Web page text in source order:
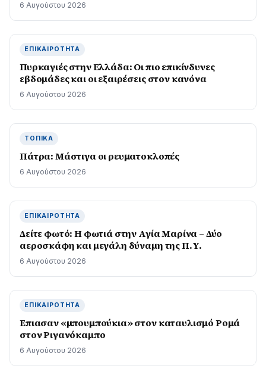
6 Αυγούστου 2026
ΕΠΙΚΑΙΡΌΤΗΤΑ
Πυρκαγιές στην Ελλάδα: Οι πιο επικίνδυνες
εβδομάδες και οι εξαιρέσεις στον κανόνα
6 Αυγούστου 2026
ΤΟΠΙΚΆ
Πάτρα: Μάστιγα οι ρευµατοκλοπές
6 Αυγούστου 2026
ΕΠΙΚΑΙΡΌΤΗΤΑ
Δείτε φωτό: Η φωτιά στην Αγία Μαρίνα – Δύο
αεροσκάφη και μεγάλη δύναμη της Π.Υ.
6 Αυγούστου 2026
ΕΠΙΚΑΙΡΌΤΗΤΑ
Επιασαν «µπουµπούκια» στον καταυλισµό Ροµά
στον Ριγανόκαμπο
6 Αυγούστου 2026